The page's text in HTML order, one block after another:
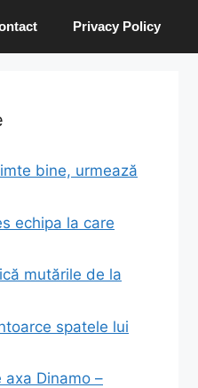
Privacy Policy
bine, urmează
echipa la care
mutările de la
spatele lui
Dinamo –